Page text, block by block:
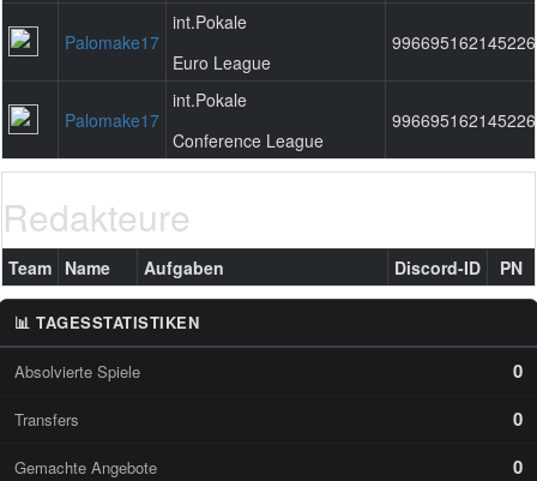
Palomake17
int.Pokale
Euro League
Palomake17
int.Pokale
Conference League
Redakteure
Team Name Aufgaben Discord-ID PN
📊 TAGESSTATISTIKEN
Absolvierte Spiele 0
Transfers 0
Gemachte Angebote 0